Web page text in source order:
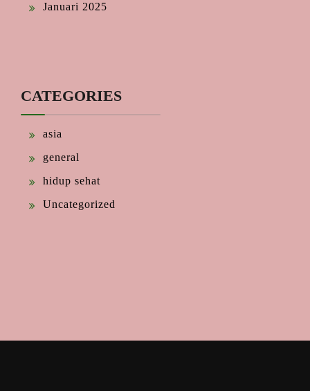
Januari 2025
CATEGORIES
asia
general
hidup sehat
Uncategorized